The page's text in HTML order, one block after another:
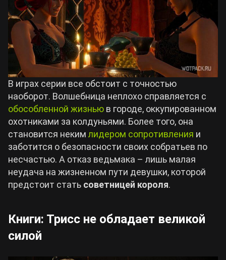
В играх серии все обстоит с точностью
наоборот. Волшебница неплохо справляется с
обособленной жизнью в городе, оккупированном
охотниками за колдуньями. Более того, она
становится неким лидером сопротивления и
заботится о безопасности своих собратьев по
несчастью. А отказ ведьмака – лишь малая
неудача на жизненном пути девушки, которой
предстоит стать советницей короля.
Книги: Трисс не обладает великой
силой